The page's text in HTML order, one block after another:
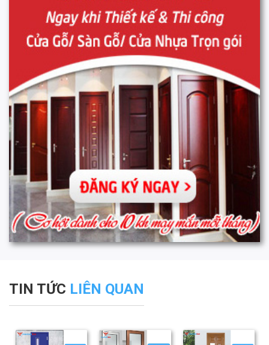
TIN TỨC LIÊN QUAN